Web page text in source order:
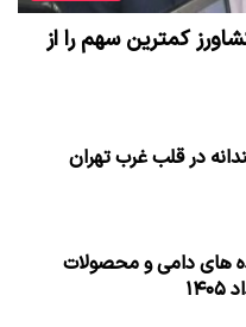
کمترین سهم را از
در قلب غرب تهران
های دامی و محصولات